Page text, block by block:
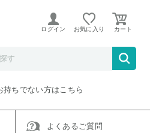
ます。
ログイン お気に入り
終了、またはただいま取り扱い
持ちでない方はこちら
よくあるご質問